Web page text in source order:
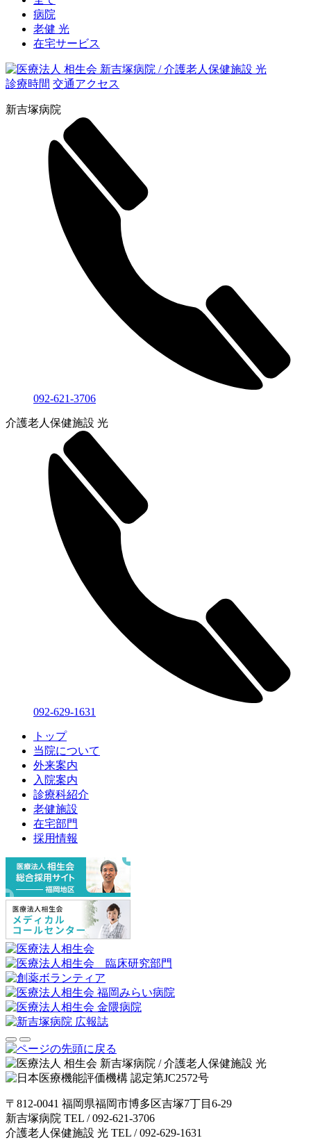
病院
老健 光
在宅サービス
診療時間 交通アクセス
新吉塚病院
092-621-3706
介護老人保健施設 光
092-629-1631
トップ
当院について
外来案内
入院案内
診療科紹介
老健施設
在宅部門
採用情報
〒812-0041 福岡県福岡市博多区吉塚7丁目6-29
新吉塚病院 TEL /092-621-3706
介護老人保健施設 光 TEL /092-629-1631